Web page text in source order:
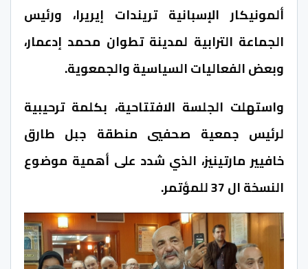
ألمونيكار الإسبانية تريندات إيريرا، ورئيس
الجماعة الترابية لمدينة تطوان محمد إدعمار،
وبعض الفعاليات السياسية والجمعوية.
واستهلت الجلسة الافتتاحية، بكلمة ترحيبية
لرئيس جمعية صحفيي منطقة جبل طارق
خافيير مارتينيز، الذي شدد على أهمية موضوع
النسخة ال 37 للمؤتمر.